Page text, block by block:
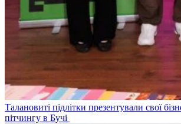
Талановиті підлітки презентували свої
пітчингу в Бучі